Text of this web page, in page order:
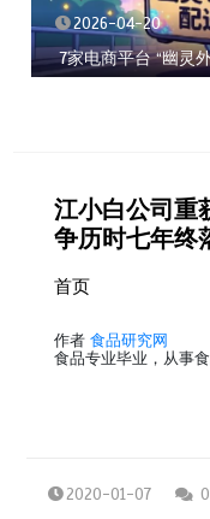
2026-04-20
7家电商平台 “幽灵
江小白公司重
争历时七年终
首页
作者 食品研究网
食品专业毕业，从事
2020-01-07 0